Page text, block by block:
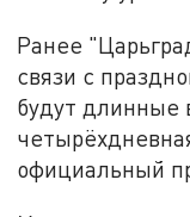
Ранее
связи с
будут длинные
официальный